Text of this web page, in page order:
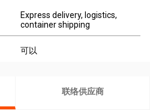
Express delivery, logistics,
container shipping
可以
联络供应商